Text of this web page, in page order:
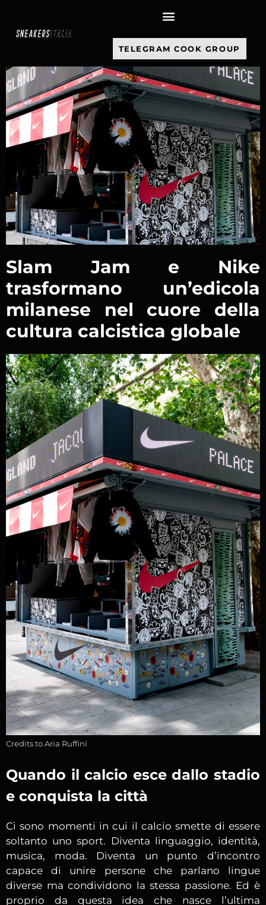
TELEGRAM COOK GROUP
Slam Jam e Nike
trasformano un’edicola
milanese nel cuore della
cultura calcistica globale
Credits to Aria Ruffini
Quando il calcio esce dallo stadio
e conquista la città
Ci sono momenti in cui il calcio smette di essere
soltanto uno sport. Diventa linguaggio, identità,
musica, moda. Diventa un punto d’incontro
capace di unire persone che parlano lingue
diverse ma condividono la stessa passione. Ed è
proprio da questa idea che nasce l’ultima